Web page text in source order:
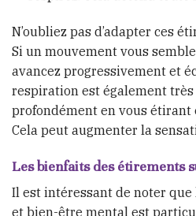
N’oubliez pas d’adapter ces
Si un mouvement vous
avancez progressivement et
respiration est également
profondément en vous étirant
Cela peut augmenter la
Les bienfaits des étirements
Il est intéressant de noter
et bien-être mental est